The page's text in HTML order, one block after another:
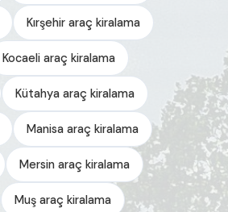
Kırşehir araç kiralama
Kocaeli araç kiralama
Kütahya araç kiralama
Manisa araç kiralama
Mersin araç kiralama
Muş araç kiralama